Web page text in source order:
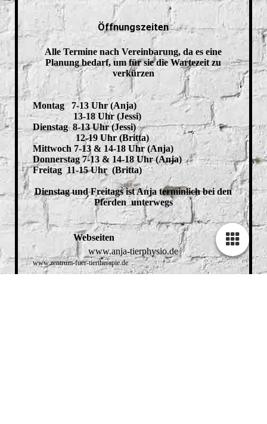
Öffnungszeiten
Alle Termine nach Vereinbarung, da es eine
Planung bedarf, um für sie die Wartezeit zu
verkürzen
Montag 7-13 Uhr (Anja)
13-18 Uhr (Jessi)
Dienstag 8-13 Uhr (Jessi)
12-19 Uhr (Britta)
Mittwoch 7-13 & 14-18 Uhr (Anja)
Donnerstag 7-13 & 14-18 Uhr (Anja)
Freitag 11-15 Uhr (Britta)
Dienstag und Freitags ist Anja terminlich bei den
Pferden unterwegs
Webseiten
www.anja-tierphysio.de
www.zentrum-fuer-tiertherapie.de